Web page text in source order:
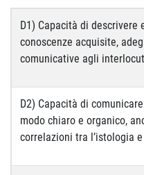
D1) Capacità di descrivere
conoscenze acquisite,
comunicative agli
D2) Capacità di
modo chiaro e organico,
correlazioni tra l’istologia